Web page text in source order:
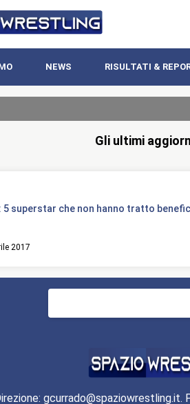
NEWS RISULTATI &
Gli ultimi
5 superstar che non hanno tratto
2017